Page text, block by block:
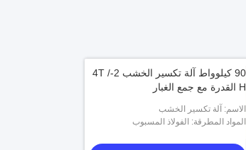
90 كيلوواط آلة تكسير الخشب 2-4T /
H القدرة مع جمع الغبار
الاسم: آلة تكسير الخشب
المواد المطرقة: الفولاذ المسبوب